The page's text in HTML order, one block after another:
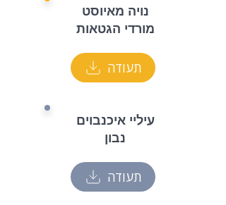
נויה מאיוסט
מורדי הגטאות
תעודה
עיליי איכנבוים
נבון
תעודה